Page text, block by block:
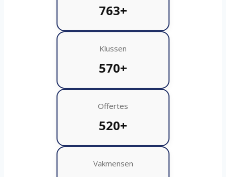
763+
Klussen
570+
Offertes
520+
Vakmensen